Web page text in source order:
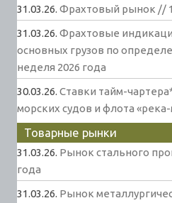
31.03.26. Фрахтовый рынок //
31.03.26. Фрахтовые
основных грузов по
неделя 2026 года
30.03.26. Ставки тайм-
морских судов и флота
Товарные рынки
31.03.26. Рынок стального
года
31.03.26. Рынок